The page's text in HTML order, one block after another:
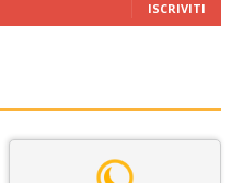
ISCRIVITI